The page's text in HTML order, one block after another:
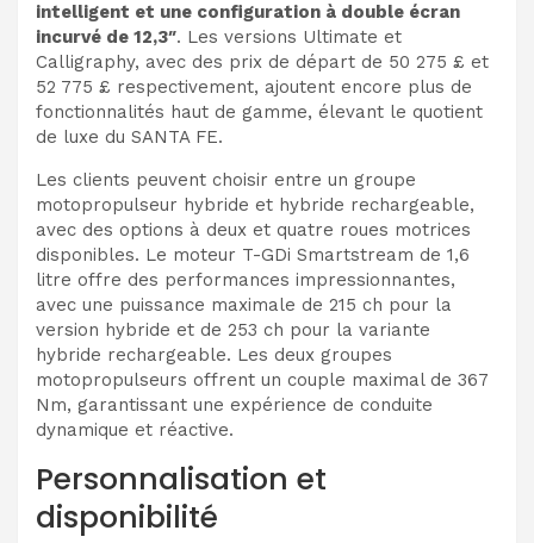
intelligent et une configuration à double écran
incurvé de 12,3″. Les versions Ultimate et
Calligraphy, avec des prix de départ de 50 275 £ et
52 775 £ respectivement, ajoutent encore plus de
fonctionnalités haut de gamme, élevant le quotient
de luxe du SANTA FE.
Les clients peuvent choisir entre un groupe
motopropulseur hybride et hybride rechargeable,
avec des options à deux et quatre roues motrices
disponibles. Le moteur T-GDi Smartstream de 1,6
litre offre des performances impressionnantes,
avec une puissance maximale de 215 ch pour la
version hybride et de 253 ch pour la variante
hybride rechargeable. Les deux groupes
motopropulseurs offrent un couple maximal de 367
Nm, garantissant une expérience de conduite
dynamique et réactive.
Personnalisation et
disponibilité